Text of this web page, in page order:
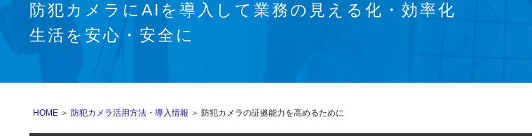
防犯カメラにAIを導入して業務の見える化・効率化
生活を安心・安全に
HOME ＞ 防犯カメラ活用方法・導入情報 ＞ 防犯カメラの証拠能力を高めるために